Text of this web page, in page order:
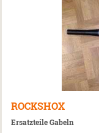
ROCKSHOX
Ersatzteile Gabeln